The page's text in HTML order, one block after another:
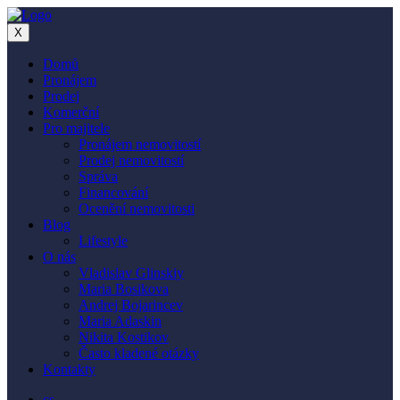
X
Domů
Pronájem
Prodej
Komerční
Pro majitele
Pronájem nemovitostí
Prodej nemovitostí
Správa
Financování
Ocenění nemovitosti
Blog
Lifestyle
O nás
Vladislav Glinskiy
Maria Bosikova
Andrej Bojarincev
Maria Adaskin
Nikita Kostikov
Často kladené otázky
Kontakty